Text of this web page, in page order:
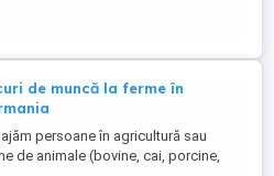
de muncă la ferme în
persoane în agricultură sau
de animale (bovine, cai, porcine,